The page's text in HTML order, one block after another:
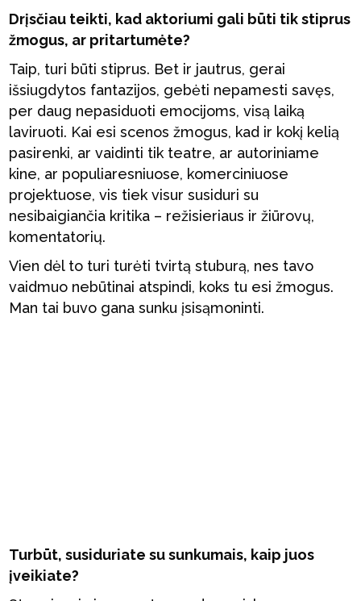
Drįsčiau teikti, kad aktoriumi gali būti tik stiprus
žmogus, ar pritartumėte?
Taip, turi būti stiprus. Bet ir jautrus, gerai
išsiugdytos fantazijos, gebėti nepamesti savęs,
per daug nepasiduoti emocijoms, visą laiką
laviruoti. Kai esi scenos žmogus, kad ir kokį kelią
pasirenki, ar vaidinti tik teatre, ar autoriniame
kine, ar populiaresniuose, komerciniuose
projektuose, vis tiek visur susiduri su
nesibaigiančia kritika – režisieriaus ir žiūrovų,
komentatorių.
Vien dėl to turi turėti tvirtą stuburą, nes tavo
vaidmuo nebūtinai atspindi, koks tu esi žmogus.
Man tai buvo gana sunku įsisąmoninti.
Turbūt, susiduriate su sunkumais, kaip juos
įveikiate?